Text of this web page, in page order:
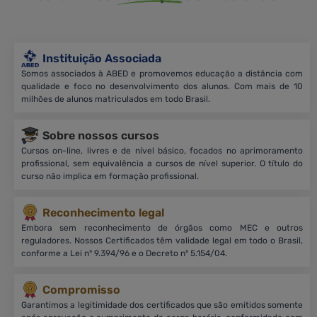
Instituição Associada
Somos associados à ABED e promovemos educação a distância com
qualidade e foco no desenvolvimento dos alunos. Com mais de 10
milhões de alunos matriculados em todo Brasil.
Sobre nossos cursos
Cursos on-line, livres e de nível básico, focados no aprimoramento
profissional, sem equivalência a cursos de nível superior. O título do
curso não implica em formação profissional.
Reconhecimento legal
Embora sem reconhecimento de órgãos como MEC e outros
reguladores. Nossos Certificados têm validade legal em todo o Brasil,
conforme a Lei nº 9.394/96 e o Decreto nº 5.154/04.
Compromisso
Garantimos a legitimidade dos certificados que são emitidos somente